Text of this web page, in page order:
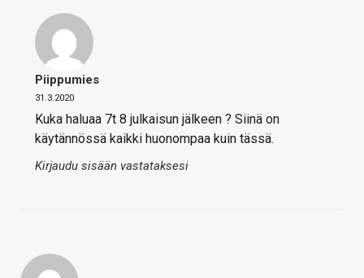
Piippumies
31.3.2020
Kuka haluaa 7t 8 julkaisun jälkeen ? Siinä on
käytännössä kaikki huonompaa kuin tässä.
Kirjaudu sisään vastataksesi